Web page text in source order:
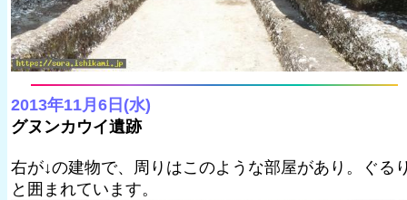
2013年11月6日(水)
グヌンカウイ遺跡
右が↓の建物で、周りはこのような部屋があり。ぐる
と囲まれています。